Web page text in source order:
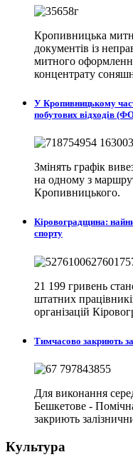
Кропивницька
документів із
митного
концентрату
У Кропивницькому
побутових відходів
Змінять графік
на одному з
Кропивницького.
Кіровоградщина:
спорту
21 199 гривень
штатних
організацій
Тимчасово закриють
Для виконання
Бешкетове -
закриють
Культура